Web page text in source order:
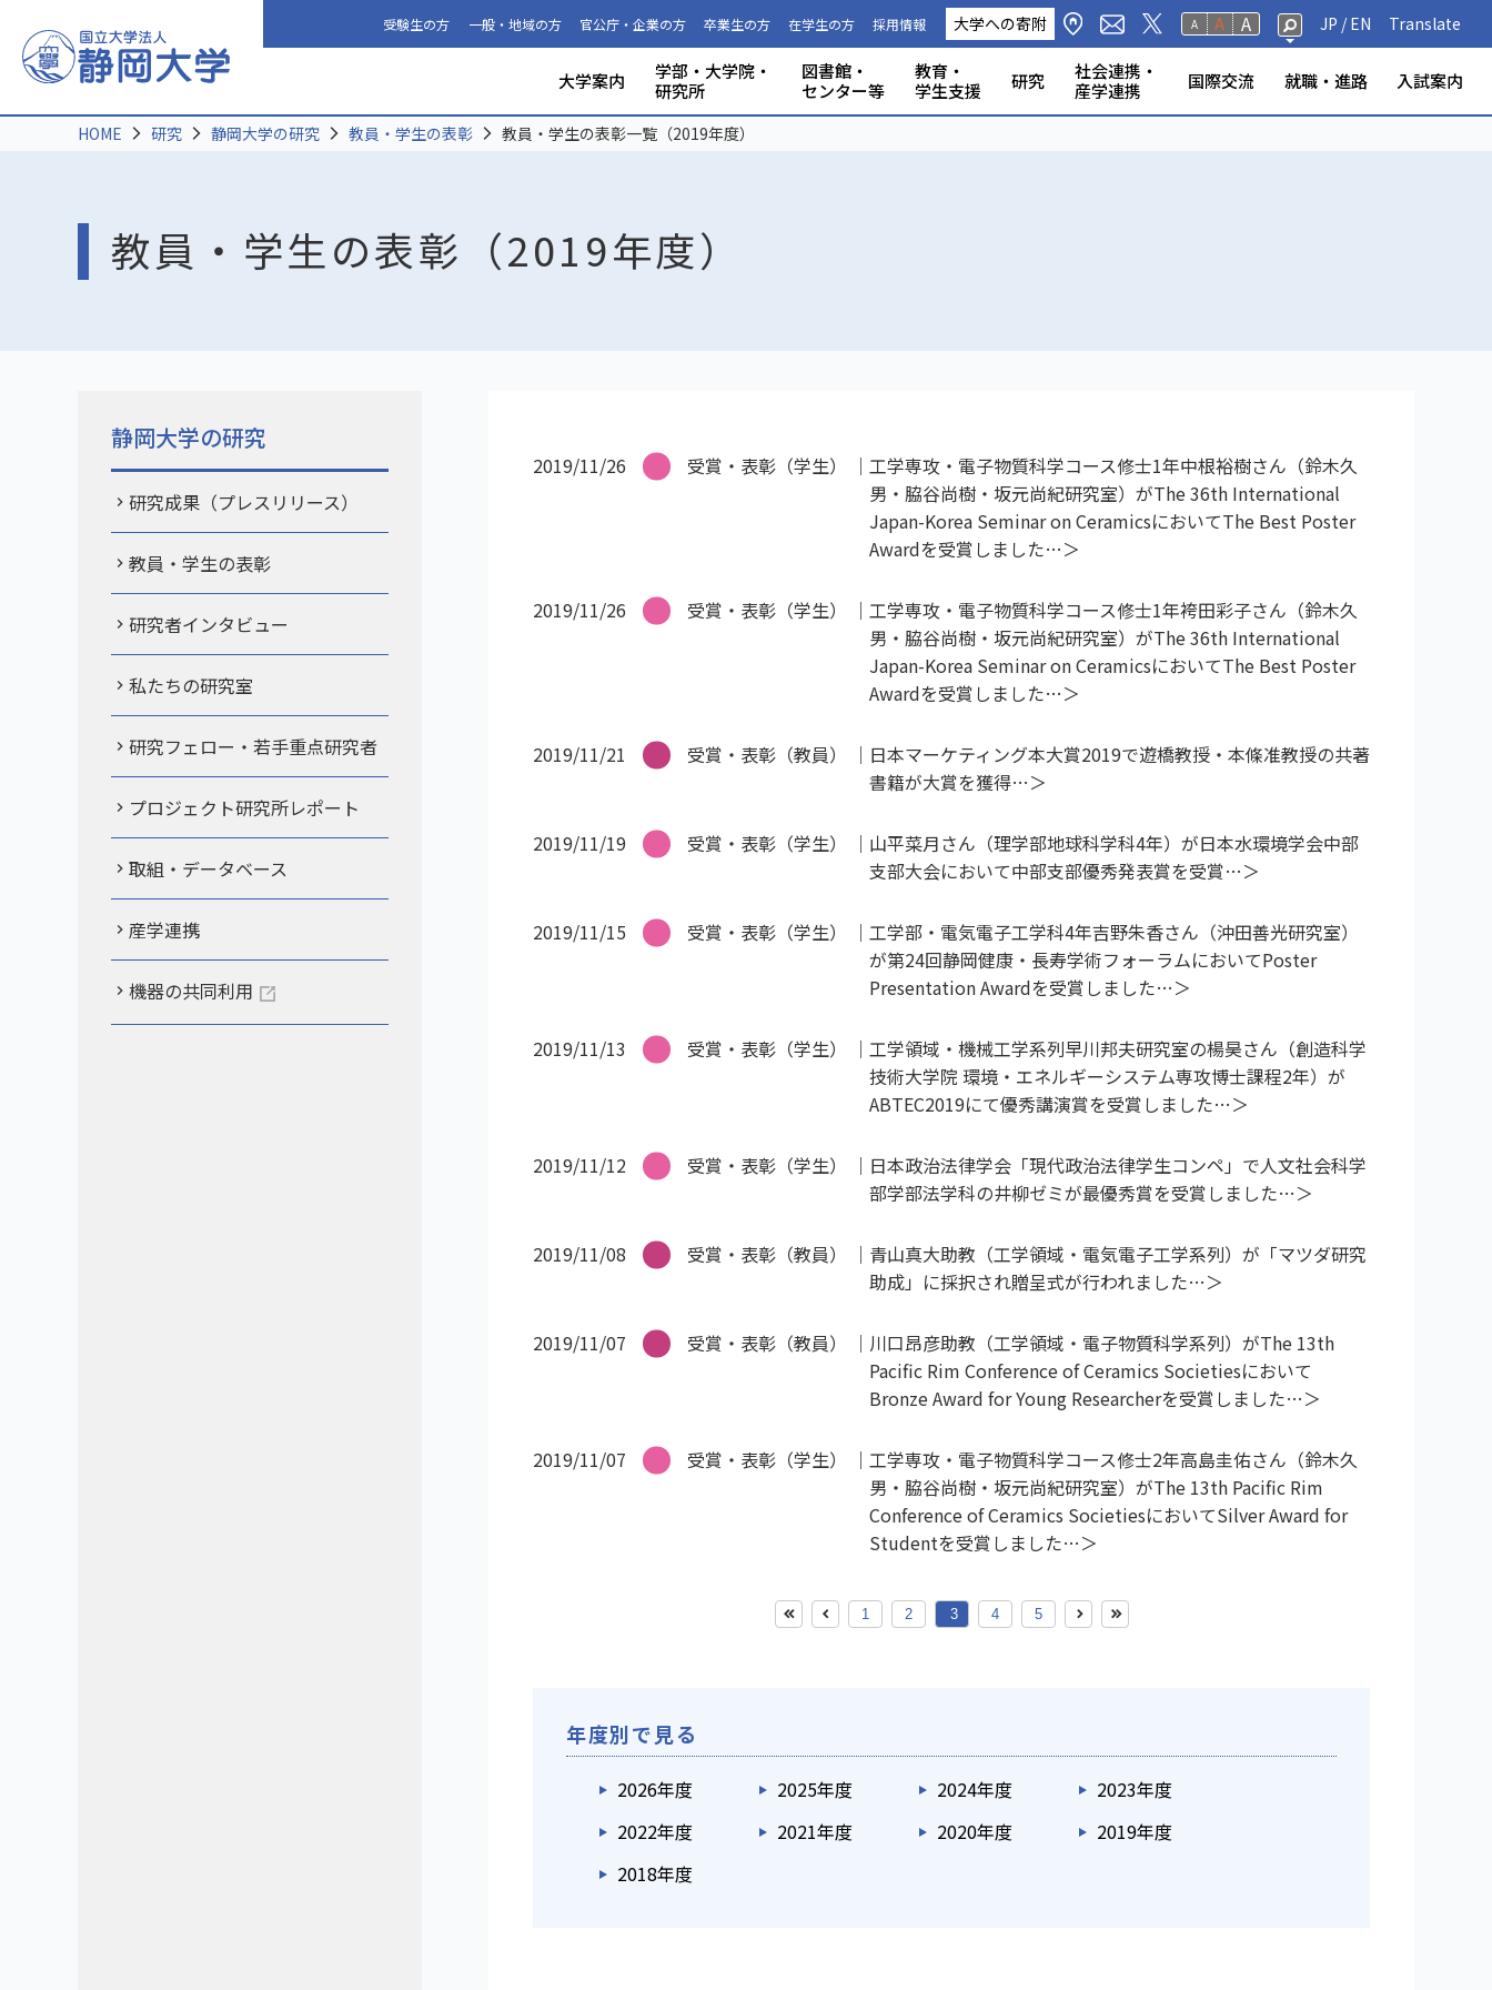
受験生の方 一般・地域の方 官公庁・企業の方 卒業生の方 在学生の方 採用情報 大学への寄附 A A A JP /EN Translate
大学案内
大学の概要
共同利用
事務組織・窓口
学部・大学院・
研究所
人文社会科学部
理学部
グローバル共創科学部
電子工学研究所
図書館・
センター等
附属図書館
教育・
学生支援
教育ポリシー
学生生活
特別教育プログラム
研究
研究成果（プレスリリース）
研究者インタビュー
研究フェロー・若手重点研究
プロジェクト研究所
機器の共同利用
社会連携・
産学連携
社会連携
本学教職員への兼業依頼
国際交流
国際連携推進機構につい
て
海外から静岡大学への留
静岡大学から海外への留
学
就職・進路 入試案内
学部入試
3年次編入
科目等履修生・聴講生・研究
教員・学生の表彰（2019年度）
HOME 研究 静岡大学の研究 教員・学生の表彰 教員・学生の表彰一覧（2019年度）
2019/11/26 受賞・表彰（学生）
工学専攻・電子物質科学コース修士1年中根裕樹さん（鈴木久
男・脇谷尚樹・坂元尚紀研究室）がThe 36th International
Japan-Korea Seminar on CeramicsにおいてThe Best Poster
Awardを受賞しました
2019/11/26 受賞・表彰（学生）
工学専攻・電子物質科学コース修士1年袴田彩子さん（鈴木久
男・脇谷尚樹・坂元尚紀研究室）がThe 36th International
Japan-Korea Seminar on CeramicsにおいてThe Best Poster
Awardを受賞しました
2019/11/21 受賞・表彰（教員）
日本マーケティング本大賞2019で遊橋教授・本條准教授の共著
書籍が大賞を獲得
2019/11/19 受賞・表彰（学生）
山平菜月さん（理学部地球科学科4年）が日本水環境学会中部
支部大会において中部支部優秀発表賞を受賞
2019/11/15 受賞・表彰（学生）
工学部・電気電子工学科4年吉野朱香さん（沖田善光研究室）
が第24回静岡健康・長寿学術フォーラムにおいてPoster
Presentation Awardを受賞しました
2019/11/13 受賞・表彰（学生）
工学領域・機械工学系列早川邦夫研究室の楊昊さん（創造科学
技術大学院 環境・エネルギーシステム専攻博士課程2年）が
ABTEC2019にて優秀講演賞を受賞しました
2019/11/12 受賞・表彰（学生）
日本政治法律学会「現代政治法律学生コンペ」で人文社会科学
部学部法学科の井柳ゼミが最優秀賞を受賞しました
2019/11/08 受賞・表彰（教員）
青山真大助教（工学領域・電気電子工学系列）が「マツダ研究
助成」に採択され贈呈式が行われました
2019/11/07 受賞・表彰（教員）
川口昂彦助教（工学領域・電子物質科学系列）がThe 13th
Pacific Rim Conference of Ceramics Societiesにおいて
Bronze Award for Young Researcherを受賞しました
2019/11/07 受賞・表彰（学生）
工学専攻・電子物質科学コース修士2年高島圭佑さん（鈴木久
男・脇谷尚樹・坂元尚紀研究室）がThe 13th Pacific Rim
Conference of Ceramics SocietiesにおいてSilver Award for
Studentを受賞しました
1 2 3 4 5
年度別で見る
2026年度 2025年度 2024年度
2023年度
2022年度
2021年度 2020年度
2019年度
2018年度
静岡大学の研究
研究成果（プレスリリース）
教員・学生の表彰
研究者インタビュー
私たちの研究室
研究フェロー・若手重点研究者
プロジェクト研究所レポート
取組・データベース
産学連携
機器の共同利用